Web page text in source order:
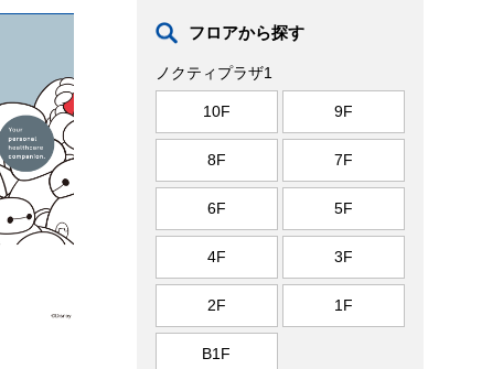
フロアから探す
ノクティプラザ1
10F 9F
8F 7F
6F 5F
4F 3F
2F 1F
B1F